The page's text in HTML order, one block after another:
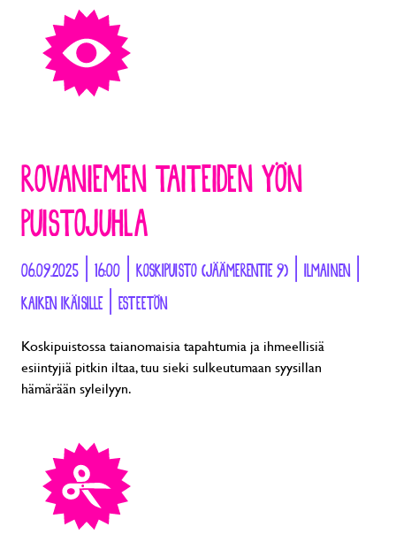
ROVANIEMEN TAITEIDEN YÖN
PUISTOJUHLA
06.09.2025 | 16:00 | KOSKIPUISTO (JÄÄMERENTIE 9) | ILMAINEN |
KAIKEN IKÄISILLE | ESTEETÖN
Koskipuistossa taianomaisia tapahtumia ja ihmeellisiä
esiintyjiä pitkin iltaa, tuu sieki sulkeutumaan syysillan
hämärään syleilyyn.